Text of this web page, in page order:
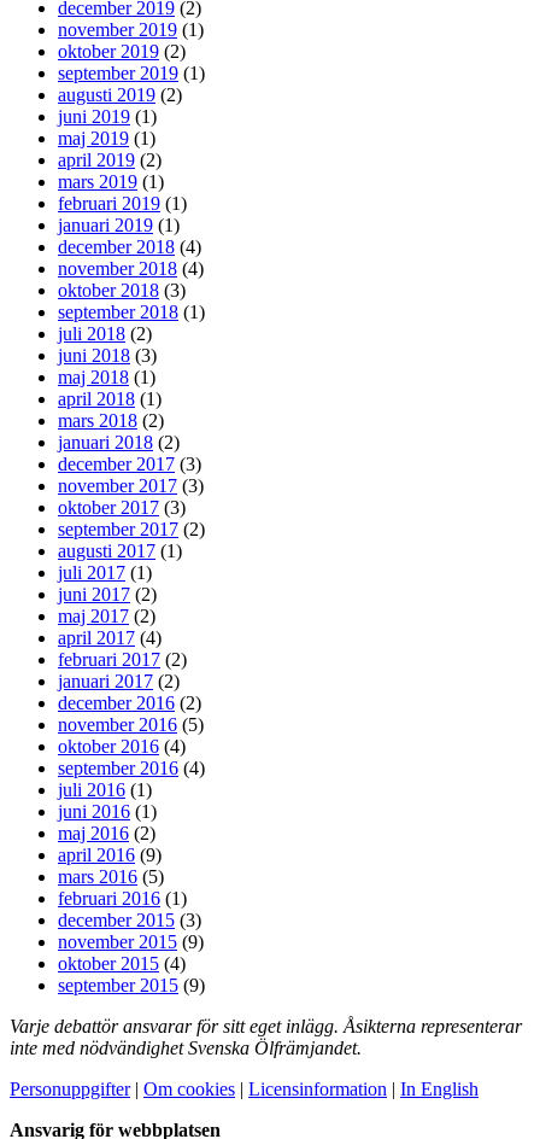
december 2019 (2)
november 2019 (1)
oktober 2019 (2)
september 2019 (1)
augusti 2019 (2)
juni 2019 (1)
maj 2019 (1)
april 2019 (2)
mars 2019 (1)
februari 2019 (1)
januari 2019 (1)
december 2018 (4)
november 2018 (4)
oktober 2018 (3)
september 2018 (1)
juli 2018 (2)
juni 2018 (3)
maj 2018 (1)
april 2018 (1)
mars 2018 (2)
januari 2018 (2)
december 2017 (3)
november 2017 (3)
oktober 2017 (3)
september 2017 (2)
augusti 2017 (1)
juli 2017 (1)
juni 2017 (2)
maj 2017 (2)
april 2017 (4)
februari 2017 (2)
januari 2017 (2)
december 2016 (2)
november 2016 (5)
oktober 2016 (4)
september 2016 (4)
juli 2016 (1)
juni 2016 (1)
maj 2016 (2)
april 2016 (9)
mars 2016 (5)
februari 2016 (1)
december 2015 (3)
november 2015 (9)
oktober 2015 (4)
september 2015 (9)
Varje debattör ansvarar för sitt eget inlägg. Åsikterna representerar
inte med nödvändighet Svenska Ölfrämjandet.
Personuppgifter| Om cookies | Licensinformation | In English
Ansvarig för webbplatsen